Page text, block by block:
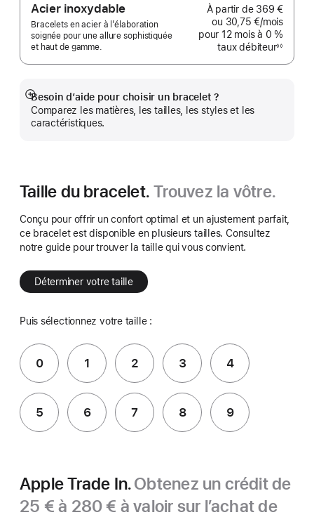
Acier inoxydable
Bracelets en acier à l’élaboration
soignée pour une allure sophistiquée
et haut de gamme.
À partir de 369 €
ou 30,75 €/mois
pour 12 mois à 0 %
taux débiteur◊◊
Besoin d’aide pour choisir un bracelet ?
Comparez les matières, les tailles, les styles et les
caractéristiques.
Afficher
plus
Taille du bracelet.Trouvez la vôtre.
Conçu pour offrir un confort optimal et un ajustement parfait,
ce bracelet est disponible en plusieurs tailles. Consultez
notre guide pour trouver la taille qui vous convient.
Déterminer votre taille
Puis sélectionnez votre taille :
0 1 2 3 4
5 6 7 8 9
Apple Trade In.Obtenez un crédit de
25 € à 280 € à valoir sur l’achat de